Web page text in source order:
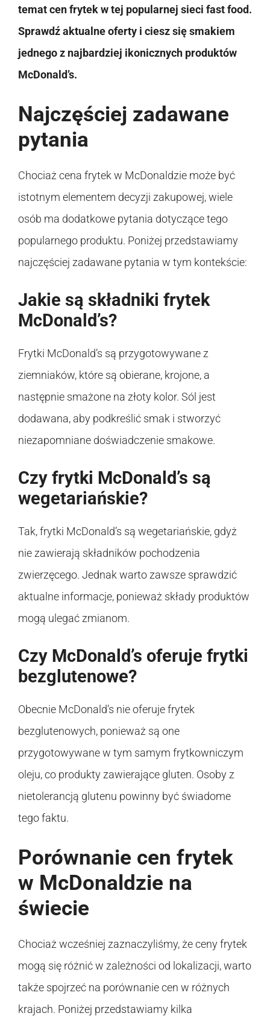
temat cen frytek w tej popularnej sieci fast food.
Sprawdź aktualne oferty i ciesz się smakiem
jednego z najbardziej ikonicznych produktów
McDonald’s.
Najczęściej zadawane
pytania
Chociaż cena frytek w McDonaldzie może być
istotnym elementem decyzji zakupowej, wiele
osób ma dodatkowe pytania dotyczące tego
popularnego produktu. Poniżej przedstawiamy
najczęściej zadawane pytania w tym kontekście:
Jakie są składniki frytek
McDonald’s?
Frytki McDonald’s są przygotowywane z
ziemniaków, które są obierane, krojone, a
następnie smażone na złoty kolor. Sól jest
dodawana, aby podkreślić smak i stworzyć
niezapomniane doświadczenie smakowe.
Czy frytki McDonald’s są
wegetariańskie?
Tak, frytki McDonald’s są wegetariańskie, gdyż
nie zawierają składników pochodzenia
zwierzęcego. Jednak warto zawsze sprawdzić
aktualne informacje, ponieważ składy produktów
mogą ulegać zmianom.
Czy McDonald’s oferuje frytki
bezglutenowe?
Obecnie McDonald’s nie oferuje frytek
bezglutenowych, ponieważ są one
przygotowywane w tym samym frytkowniczym
oleju, co produkty zawierające gluten. Osoby z
nietolerancją glutenu powinny być świadome
tego faktu.
Porównanie cen frytek
w McDonaldzie na
świecie
Chociaż wcześniej zaznaczyliśmy, że ceny frytek
mogą się różnić w zależności od lokalizacji, warto
także spojrzeć na porównanie cen w różnych
krajach. Poniżej przedstawiamy kilka